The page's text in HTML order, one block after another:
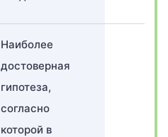
Наиболее
достоверная
гипотеза,
согласно
которой в